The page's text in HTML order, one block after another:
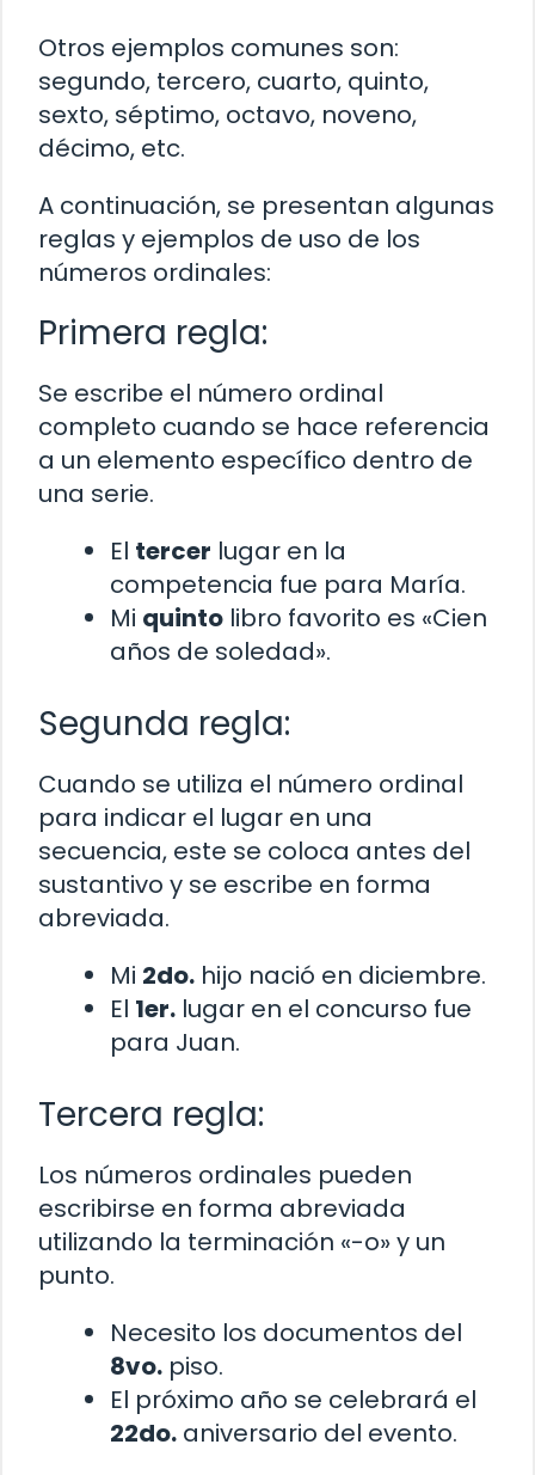
Otros ejemplos comunes son:
segundo, tercero, cuarto, quinto,
sexto, séptimo, octavo, noveno,
décimo, etc.
A continuación, se presentan algunas
reglas y ejemplos de uso de los
números ordinales:
Primera regla:
Se escribe el número ordinal
completo cuando se hace referencia
a un elemento específico dentro de
una serie.
El tercer lugar en la
competencia fue para María.
Mi quinto libro favorito es «Cien
años de soledad».
Segunda regla:
Cuando se utiliza el número ordinal
para indicar el lugar en una
secuencia, este se coloca antes del
sustantivo y se escribe en forma
abreviada.
Mi 2do. hijo nació en diciembre.
El 1er. lugar en el concurso fue
para Juan.
Tercera regla:
Los números ordinales pueden
escribirse en forma abreviada
utilizando la terminación «-o» y un
punto.
Necesito los documentos del
8vo. piso.
El próximo año se celebrará el
22do. aniversario del evento.